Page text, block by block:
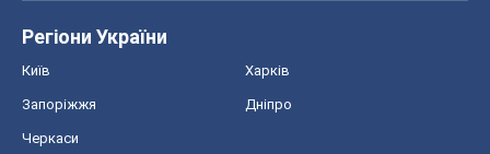
Регіони України
Київ Харків
Запоріжжя Дніпро
Черкаси